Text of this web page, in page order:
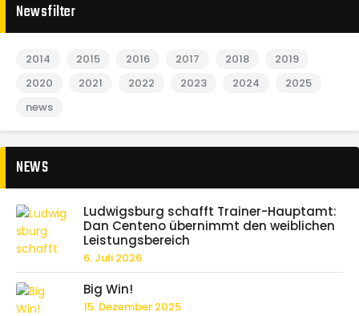
Newsfilter
2014 2015 2016 2017 2018
2019
2020
2021 2022 2023 2024
2025
news
NEWS
Ludwigsburg schafft Trainer-Hauptamt:
Dan Centeno übernimmt den weiblichen
Leistungsbereich
6. Juli 2026
Big Win!
15. Dezember 2025